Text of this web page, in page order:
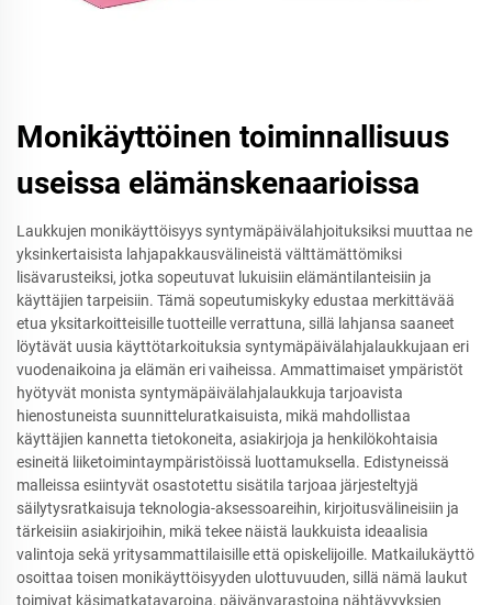
Monikäyttöinen toiminnallisuus
useissa elämänskenaarioissa
Laukkujen monikäyttöisyys syntymäpäivälahjoituksiksi muuttaa ne
yksinkertaisista lahjapakkausvälineistä välttämättömiksi
lisävarusteiksi, jotka sopeutuvat lukuisiin elämäntilanteisiin ja
käyttäjien tarpeisiin. Tämä sopeutumiskyky edustaa merkittävää
etua yksitarkoitteisille tuotteille verrattuna, sillä lahjansa saaneet
löytävät uusia käyttötarkoituksia syntymäpäivälahjalaukkujaan eri
vuodenaikoina ja elämän eri vaiheissa. Ammattimaiset ympäristöt
hyötyvät monista syntymäpäivälahjalaukkuja tarjoavista
hienostuneista suunnitteluratkaisuista, mikä mahdollistaa
käyttäjien kannetta tietokoneita, asiakirjoja ja henkilökohtaisia
esineitä liiketoimintaympäristöissä luottamuksella. Edistyneissä
malleissa esiintyvät osastotettu sisätila tarjoaa järjesteltyjä
säilytysratkaisuja teknologia-aksessoareihin, kirjoitusvälineisiin ja
tärkeisiin asiakirjoihin, mikä tekee näistä laukkuista ideaalisia
valintoja sekä yritysammattilaisille että opiskelijoille. Matkailukäyttö
osoittaa toisen monikäyttöisyyden ulottuvuuden, sillä nämä laukut
toimivat käsimatkatavaroina, päivänvarastoina nähtävyyksien